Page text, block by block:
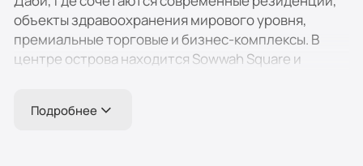
объекты здравоохранения мирового уровня,
премиальные торговые и бизнес-комплексы. В
центре острова находится Sowwah Square и
международных компаний и Cleveland Clinic Abu
Подробнее